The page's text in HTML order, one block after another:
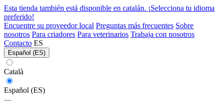
Esta tienda también está disponible en catalán. ¡Selecciona tu idioma
preferido!
Encuentre su proveedor local Preguntas más frecuentes Sobre
nosotros Para criadores Para veterinarios Trabaja con nosotros
Contacto ES
Español (ES)
Català
Español (ES)